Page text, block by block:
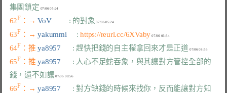
集團鎖定
62F ：→ VoV : 的對象
63F ：→ yakummi : https://reurl.cc/6XVaby 07/06 06:34
64F ：推 ya8957 : 趕快把錢的自主權拿回來才是正道 07/06 08:53
65F ：推 ya8957 : 人心不足蛇吞象，與其讓對方管控全部的
錢，還不如讓
07/06 08:56
66F ：→ ya8957 : 對方缺錢的時候來找你，反而能讓對方知